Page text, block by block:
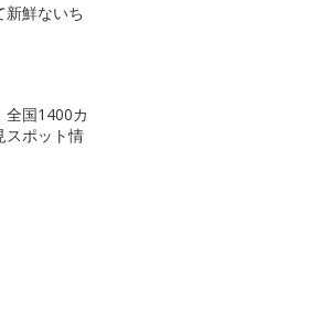
新鮮ないち
全国1400カ
スポット情